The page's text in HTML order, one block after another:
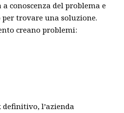
a conoscenza del problema e
trovare una soluzione.
creano problemi:
l’azienda